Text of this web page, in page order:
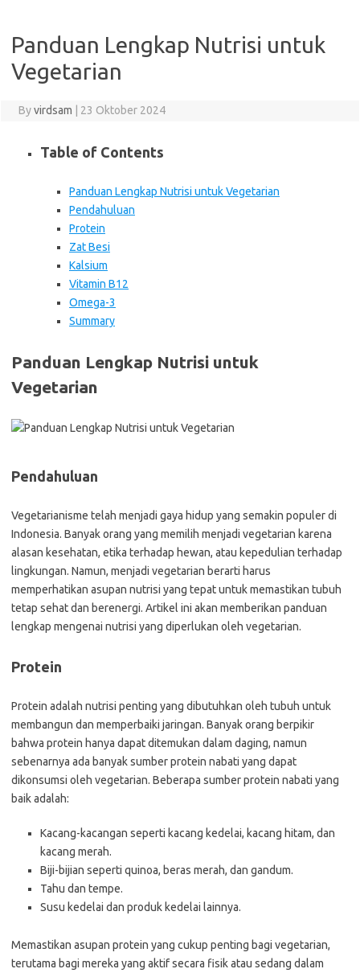
Panduan Lengkap Nutrisi untuk
Vegetarian
Byvirdsam 23 Oktober 2024
Table of Contents
Panduan Lengkap Nutrisi untuk Vegetarian
Pendahuluan
Protein
Zat Besi
Kalsium
Vitamin B12
Omega-3
Summary
Panduan Lengkap Nutrisi untuk
Vegetarian
Pendahuluan
Vegetarianisme telah menjadi gaya hidup yang semakin populer di
Indonesia. Banyak orang yang memilih menjadi vegetarian karena
alasan kesehatan, etika terhadap hewan, atau kepedulian terhadap
lingkungan. Namun, menjadi vegetarian berarti harus
memperhatikan asupan nutrisi yang tepat untuk memastikan tubuh
tetap sehat dan berenergi. Artikel ini akan memberikan panduan
lengkap mengenai nutrisi yang diperlukan oleh vegetarian.
Protein
Protein adalah nutrisi penting yang dibutuhkan oleh tubuh untuk
membangun dan memperbaiki jaringan. Banyak orang berpikir
bahwa protein hanya dapat ditemukan dalam daging, namun
sebenarnya ada banyak sumber protein nabati yang dapat
dikonsumsi oleh vegetarian. Beberapa sumber protein nabati yang
baik adalah:
Kacang-kacangan seperti kacang kedelai, kacang hitam, dan
kacang merah.
Biji-bijian seperti quinoa, beras merah, dan gandum.
Tahu dan tempe.
Susu kedelai dan produk kedelai lainnya.
Memastikan asupan protein yang cukup penting bagi vegetarian,
terutama bagi mereka yang aktif secara fisik atau sedang dalam